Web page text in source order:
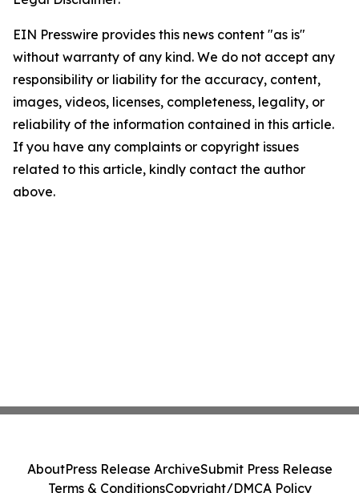
EIN Presswire provides this news content "as is"
without warranty of any kind. We do not accept any
responsibility or liability for the accuracy, content,
images, videos, licenses, completeness, legality, or
reliability of the information contained in this article.
If you have any complaints or copyright issues
related to this article, kindly contact the author
above.
AboutPress Release ArchiveSubmit Press Release
Terms & ConditionsCopyright/DMCA Policy